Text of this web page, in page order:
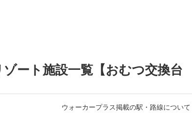
ート施設一覧【おむつ交換台
ウォーカープラス掲載の駅・路線について